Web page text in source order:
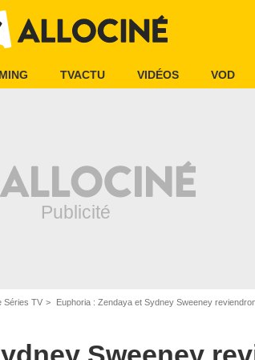
TVACTU VIDÉOS VOD
Séries TV Euphoria : Zendaya et Sydney Sweeney reviendront